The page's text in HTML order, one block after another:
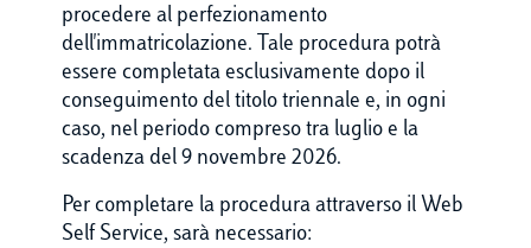
procedere al perfezionamento
dell'immatricolazione. Tale procedura potrà
essere completata esclusivamente dopo il
conseguimento del titolo triennale e, in ogni
caso, nel periodo compreso tra luglio e la
scadenza del 9 novembre 2026.
Per completare la procedura attraverso il Web
Self Service, sarà necessario: